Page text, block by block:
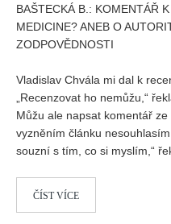
BAŠTECKÁ B.: KOMENTÁŘ
MEDICINE? ANEB O
ZODPOVĚDNOSTI
Vladislav Chvála mi dal k
„Recenzovat ho nemůžu,“
Můžu ale napsat komentář
vyzněním článku
souzní s tím, co si myslím,“
ČÍST VÍCE